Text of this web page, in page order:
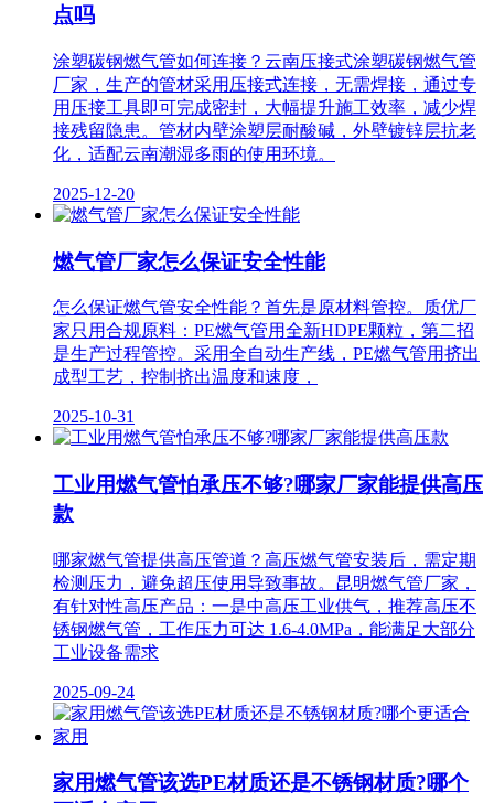
点吗
涂塑碳钢燃气管如何连接？云南压接式涂塑碳钢燃气管
厂家，生产的管材采用压接式连接，无需焊接，通过专
用压接工具即可完成密封，大幅提升施工效率，减少焊
接残留隐患。管材内壁涂塑层耐酸碱，外壁镀锌层抗老
化，适配云南潮湿多雨的使用环境。
2025-12-20
燃气管厂家怎么保证安全性能
怎么保证燃气管安全性能？首先是原材料管控。质优厂
家只用合规原料：PE燃气管用全新HDPE颗粒，第二招
是生产过程管控。采用全自动生产线，PE燃气管用挤出
成型工艺，控制挤出温度和速度，
2025-10-31
工业用燃气管怕承压不够?哪家厂家能提供高压
款
哪家燃气管提供高压管道？高压燃气管安装后，需定期
检测压力，避免超压使用导致事故。昆明燃气管厂家，
有针对性高压产品：一是中高压工业供气，推荐高压不
锈钢燃气管，工作压力可达 1.6-4.0MPa，能满足大部分
工业设备需求
2025-09-24
家用燃气管该选PE材质还是不锈钢材质?哪个